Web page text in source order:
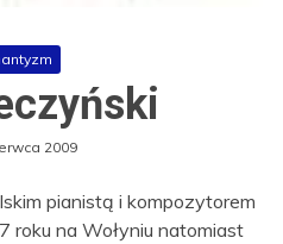
2009
pianistą i kompozytorem
roku na Wołyniu natomiast